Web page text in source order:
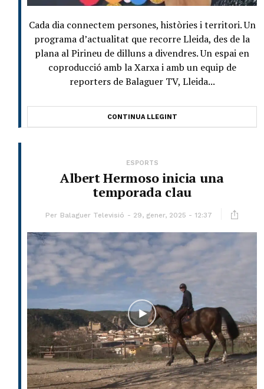
Cada dia connectem persones, històries i territori. Un
programa d’actualitat que recorre Lleida, des de la
plana al Pirineu de dilluns a divendres. Un espai en
coproducció amb la Xarxa i amb un equip de
reporters de Balaguer TV, Lleida...
CONTINUA LLEGINT
ESPORTS
Albert Hermoso inicia una
temporada clau
Per Balaguer Televisió 29, gener, 2025 - 12:37